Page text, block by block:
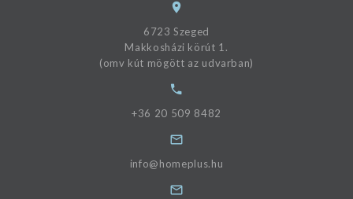
6723 Szeged
Makkosházi körút 1.
(omv kút mögött az udvarban)
+36 20 509 8482
info@homeplus.hu